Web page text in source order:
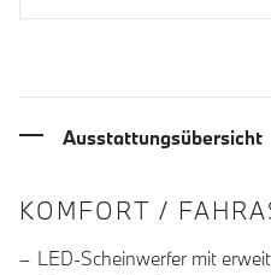
Ausstattungsübersicht
INFORMATIONEN
KOMFORT /
LED-Scheinwerfer mit